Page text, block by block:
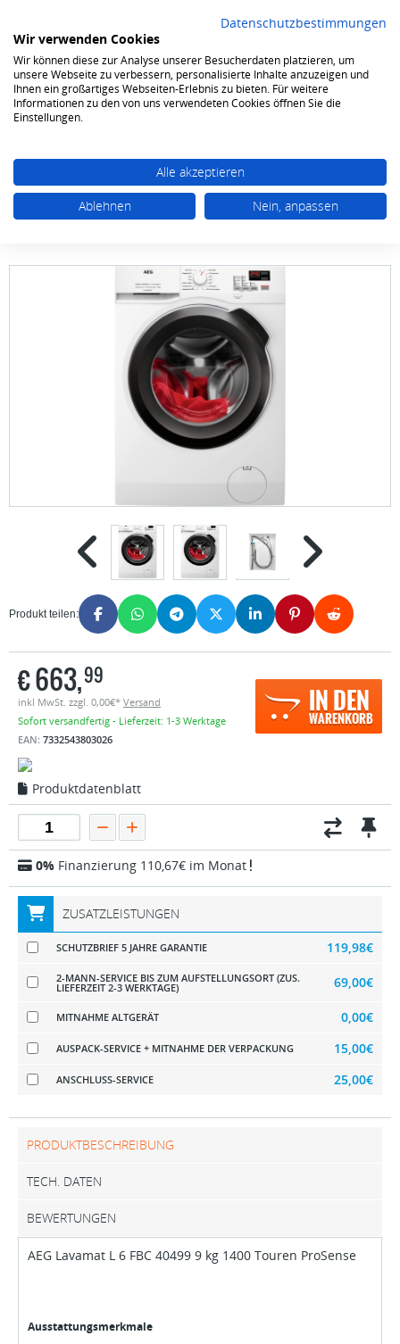
0
Waschen & Trocknen Waschmaschinen Frontlader
Lavamat L 6 FBC 40499 9 kg 1400 Touren
Produkt teilen:
IN DEN
WARENKORB
€663,99
inkl MwSt. zzgl. 0,00€* Versand
Sofort versandfertig - Lieferzeit: 1-3 Werktage
EAN: 7332543803026
Produktdatenblatt
0% Finanzierung 110,67€ im Monat
ZUSATZLEISTUNGEN
SCHUTZBRIEF 5 JAHRE GARANTIE 119,98€
2-MANN-SERVICE BIS ZUM AUFSTELLUNGSORT (ZUS.
LIEFERZEIT 2-3 WERKTAGE) 69,00€
MITNAHME ALTGERÄT 0,00€
AUSPACK-SERVICE + MITNAHME DER VERPACKUNG 15,00€
ANSCHLUSS-SERVICE 25,00€
PRODUKTBESCHREIBUNG
TECH. DATEN
BEWERTUNGEN
AEG Lavamat L 6 FBC 40499 9 kg 1400 Touren ProSense
Ausstattungsmerkmale
Datenschutzbestimmungen
Wir verwenden Cookies
Wir können diese zur Analyse unserer Besucherdaten platzieren, um
unsere Webseite zu verbessern, personalisierte Inhalte anzuzeigen und
Ihnen ein großartiges Webseiten-Erlebnis zu bieten. Für weitere
Informationen zu den von uns verwendeten Cookies öffnen Sie die
Einstellungen.
Alle akzeptieren
Ablehnen
Nein, anpassen